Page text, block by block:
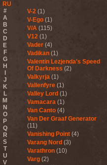
RU
#
A
B
C
D
E
F
G
H
J
K
L
M
N
O
P
Q
R
S
T
U
V
V-2 (1)
V-Ego (1)
V/A (115)
V12 (1)
Vader (4)
Vadikan (1)
Valentin Lezjenda’s Speed
Of Darkness (2)
Valkyrja (1)
Vallenfyre (1)
Valley Lord (1)
Vamacara (1)
Van Canto (4)
Van Der Graaf Generator
(11)
Vanishing Point (4)
Varang Nord (3)
Varathron (10)
Varg (2)